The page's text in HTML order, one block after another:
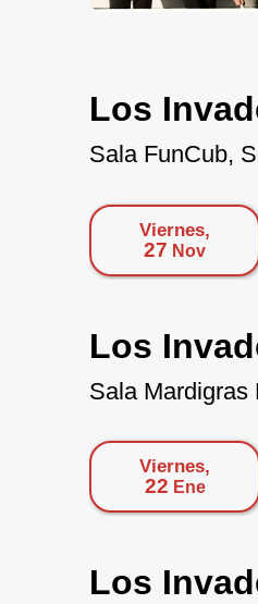
Los
Sala FunCub,
Viernes,
27 Nov
Los
Sala Mardigras
Viernes,
22 Ene
Los